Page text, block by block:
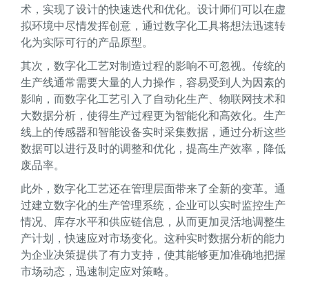
术，实现了设计的快速迭代和优化。设计师们可以在虚
拟环境中尽情发挥创意，通过数字化工具将想法迅速转
化为实际可行的产品原型。
其次，数字化工艺对制造过程的影响不可忽视。传统的
生产线通常需要大量的人力操作，容易受到人为因素的
影响，而数字化工艺引入了自动化生产、物联网技术和
大数据分析，使得生产过程更为智能化和高效化。生产
线上的传感器和智能设备实时采集数据，通过分析这些
数据可以进行及时的调整和优化，提高生产效率，降低
废品率。
此外，数字化工艺还在管理层面带来了全新的变革。通
过建立数字化的生产管理系统，企业可以实时监控生产
情况、库存水平和供应链信息，从而更加灵活地调整生
产计划，快速应对市场变化。这种实时数据分析的能力
为企业决策提供了有力支持，使其能够更加准确地把握
市场动态，迅速制定应对策略。